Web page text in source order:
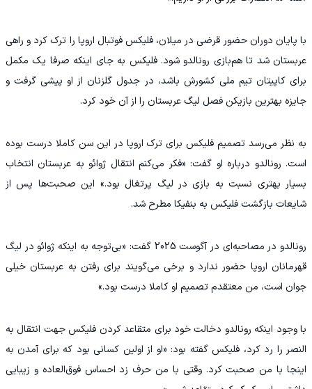
‫با پایان دوران حضور قرضی در میلان، فلیکس فوتبال اروپا را ترک کرد و راهی
عربستان شد تا هم‌بازی رونالدو شود. فلیکس به جای اینکه صرفا یک مکمل
برای کاپیتان تیم ملی کشورش باشد، در جدول گلزنان از او پیشی گرفت و
جایزه بهترین بازیکن فصل لیگ عربستان را از آن خود کرد.
‫به نظر می‌رسد تصمیم فلیکس برای ترک اروپا در این سن کاملا درست بوده
است. رونالدو درباره او گفت: «فکر می‌کنم انتقال ژوائو به عربستان انتخاب
بسیار بهتری نسبت به بازی در لیگ پرتغال بود.» این صحبت‌ها پس از
شایعات بازگشت فلیکس به بنفیکا مطرح شد.
‫رونالدو در مصاحبه‌ای در آگوست 2025 گفت: «بی‌توجه به اینکه ژوائو در لیگ
قهرمانان اروپا حضور ندارد و برخی می‌گویند برای رفتن به عربستان خیلی
جوان است، من معتقدم تصمیم او کاملا درست بود.»
‫با وجود اینکه رونالدو دخالت خود برای متقاعد کردن فلیکس جهت انتقال به
النصر را رد کرد، فلیکس گفته بود: «او از اولین کسانی بود که برای آمدن به
اینجا با من صحبت کرد. وقتی با من حرف زد احساس فوق‌العاده و زیبایی